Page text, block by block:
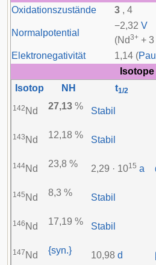
Oxidationszustände 3 , 4
Normalpotential
−2,32 V
(Nd3+ + 3
Elektronegativität
1,14 (
Isotope
Isotop
NH t1/2
142 Nd 27,13 % Stabil
143 Nd 12,18 % Stabil
144Nd 23,8 % 2,29 · 1015 a
145 Nd 8,3 % Stabil
146 Nd 17,19 % Stabil
147 Nd {syn.} 10,98 d